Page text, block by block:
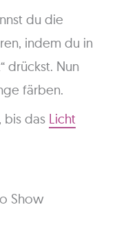
du die
indem du in
drückst. Nun
färben.
bis das Licht
Show